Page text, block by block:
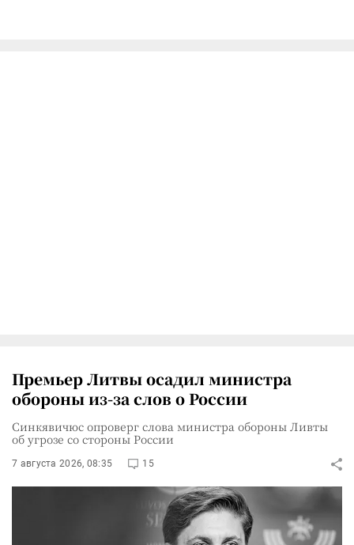
Премьер Литвы осадил министра
обороны из-за слов о России
Синкявичюс опроверг слова министра обороны Ливты
об угрозе со стороны России
7 августа 2026, 08:35 15